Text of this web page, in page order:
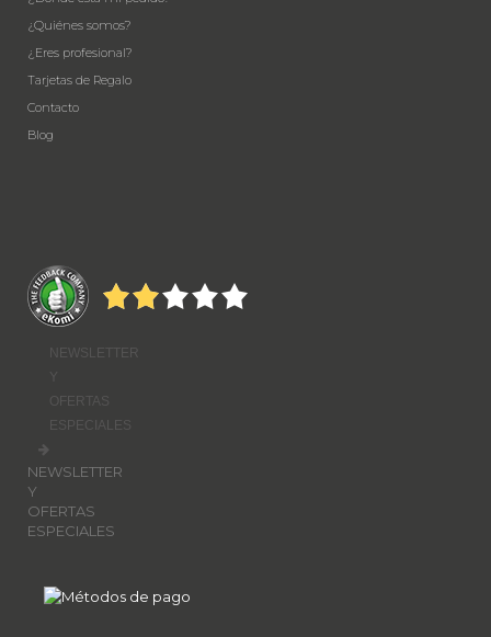
¿Quiénes somos?
¿Eres profesional?
Tarjetas de Regalo
Contacto
Blog
NEWSLETTER
Y
OFERTAS
ESPECIALES
NEWSLETTER
Y
OFERTAS
ESPECIALES